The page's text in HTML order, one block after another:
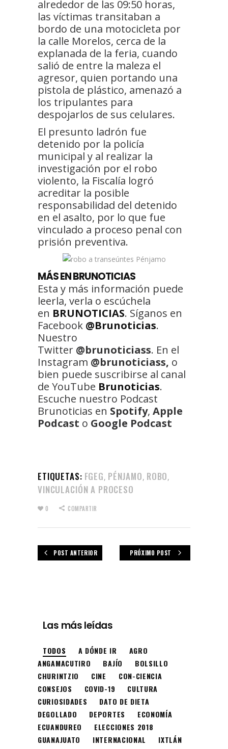
alrededor de las 09:50 horas,
las víctimas transitaban a
bordo de una motocicleta por
la calle Morelos, cerca de la
explanada de la feria, cuando
salió de entre la maleza el
agresor, quien portando una
pistola de plástico, amenazó a
los tripulantes para
despojarlos de sus celulares.
El presunto ladrón fue
detenido por la policía
municipal y al realizar la
investigación por el robo
violento, la Fiscalía logró
acreditar la posible
responsabilidad del detenido
en el asalto, por lo que fue
vinculado a proceso penal con
prisión preventiva.
MÁS EN BRUNOTICIAS
Esta y más información puede
leerla, verla o escúchela
en BRUNOTICIAS. Síganos en
Facebook @Brunoticias.
Nuestro
Twitter @brunoticiass. En el
Instagram @brunoticiass, o
bien puede suscribirse al canal
de YouTube Brunoticias.
Escuche nuestro Podcast
Brunoticias en Spotify, Apple
Podcast o Google Podcast
ETIQUETAS: FGEG, PÉNJAMO, ROBO,
VINCULACIÓN A PROCESO
0 COMPARTIR
POST ANTERIOR PRÓXIMO POST
Las más leídas
TODOS A DÓNDE IR
AGRO
ANGAMACUTIRO
BAJÍO
BOLSILLO
CHURINTZIO
CINE
CON-CIENCIA
CONSEJOS
COVID-19
CULTURA
CURIOSIDADES
DATO DE DIETA
DEGOLLADO
DEPORTES
ECONOMÍA
ECUANDUREO
ELECCIONES 2018
GUANAJUATO
INTERNACIONAL
IXTLÁN